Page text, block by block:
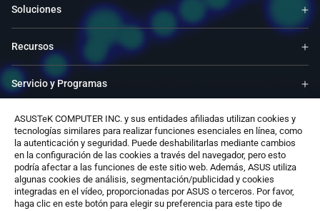
ASUSTeK COMPUTER INC. y sus entidades afiliadas utilizan cookies y
tecnologías similares para realizar funciones esenciales en línea, como
la autenticación y seguridad. Puede deshabilitarlas mediante cambios
en la configuración de las cookies a través del navegador, pero esto
podría afectar a las funciones de este sitio web. Además, ASUS utiliza
algunas cookies de análisis, segmentación/publicidad y cookies
integradas en el vídeo, proporcionadas por ASUS o terceros. Por favor,
haga clic en este botón para elegir su preferencia para este tipo de
Soluciones
Recursos
Servicio y Programas
Apoyo
Software
Contáctenos